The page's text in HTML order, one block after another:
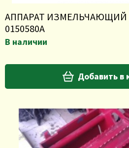
АППАРАТ ИЗМЕЛЬЧАЮЩИЙ
0150580А
В наличии
Добавить в